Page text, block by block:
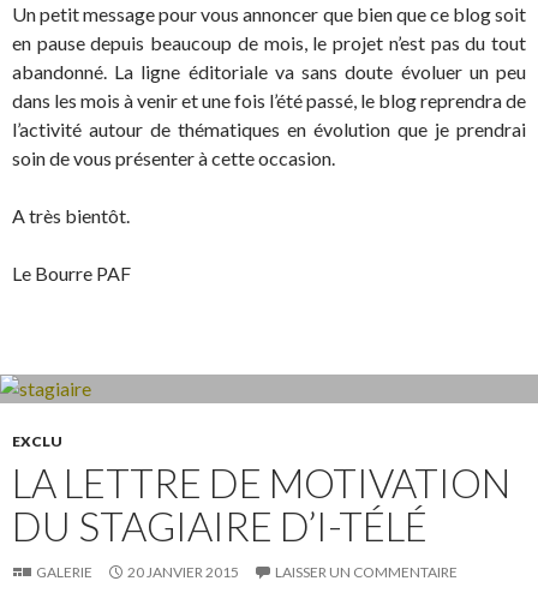
Un petit message pour vous annoncer que bien que ce blog soit
en pause depuis beaucoup de mois, le projet n’est pas du tout
abandonné. La ligne éditoriale va sans doute évoluer un peu
dans les mois à venir et une fois l’été passé, le blog reprendra de
l’activité autour de thématiques en évolution que je prendrai
soin de vous présenter à cette occasion.
A très bientôt.
Le Bourre PAF
EXCLU
LA LETTRE DE MOTIVATION
DU STAGIAIRE D’I-TÉLÉ
GALERIE 20 JANVIER 2015 LAISSER UN COMMENTAIRE